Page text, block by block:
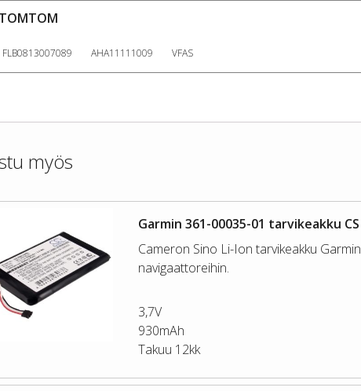
FLB0813007089 AHA11111009 VFAS
myös
Garmin 361-00035-01 tarvikeakku CS
Cameron Sino Li-Ion tarvikeakku Garmin
navigaattoreihin.
3,7V
930mAh
Takuu 12kk